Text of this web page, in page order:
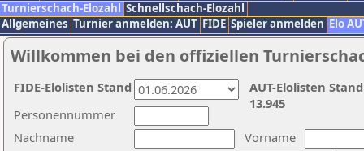
Turnierschach-Elozahl Schnellschach-Elozahl
Allgemeines Turnier anmelden: AUT FIDE Spieler anmelden Elo
Willkommen bei den offiziellen
Nachname
Vorname
Personennummer
AUT-Elolisten
13.945
FIDE-Elolisten Stand